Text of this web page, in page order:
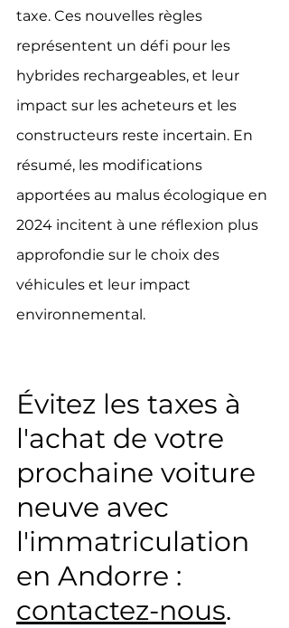
taxe. Ces nouvelles règles
représentent un défi pour les
hybrides rechargeables, et leur
impact sur les acheteurs et les
constructeurs reste incertain. En
résumé, les modifications
apportées au malus écologique en
2024 incitent à une réflexion plus
approfondie sur le choix des
véhicules et leur impact
environnemental.
Évitez les taxes à
l'achat de votre
prochaine voiture
neuve avec
l'immatriculation
en Andorre :
contactez-nous.